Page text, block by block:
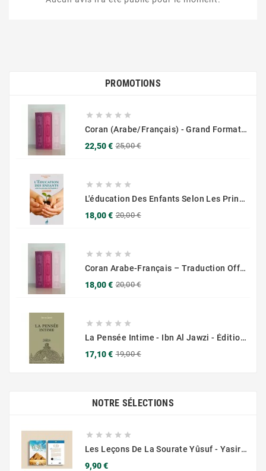
PROMOTIONS
    
Coran (Arabe/Français) - Grand Format 17x25 - Couverture Daim - Pages Dorées
22,50 € 25,00 €
    
L'éducation Des Enfants Selon Les Principes Du Prophète Sws
18,00 € 20,00 €
    
Coran Arabe-Français – Traduction Officielle (14x20 Cm ) – Couverture Daim Luxees Dorées
18,00 € 20,00 €
    
La Pensée Intime - Ibn Al Jawzi - Éditions Chama (Al Azhar)
17,10 € 19,00 €
NOTRE SÉLECTIONS
    
Les Leçons De La Sourate Yûsuf - Yasir Qadhi - Muslim City
9,90 €Prix